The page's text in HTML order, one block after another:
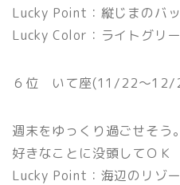
Lucky Point：縦じまのバ
Lucky Color：ライトグリ
６位 いて座(11/22〜12/
週末をゆっくり過ごせそう。
好きなことに没頭してＯＫ
Lucky Point：海辺のリゾ